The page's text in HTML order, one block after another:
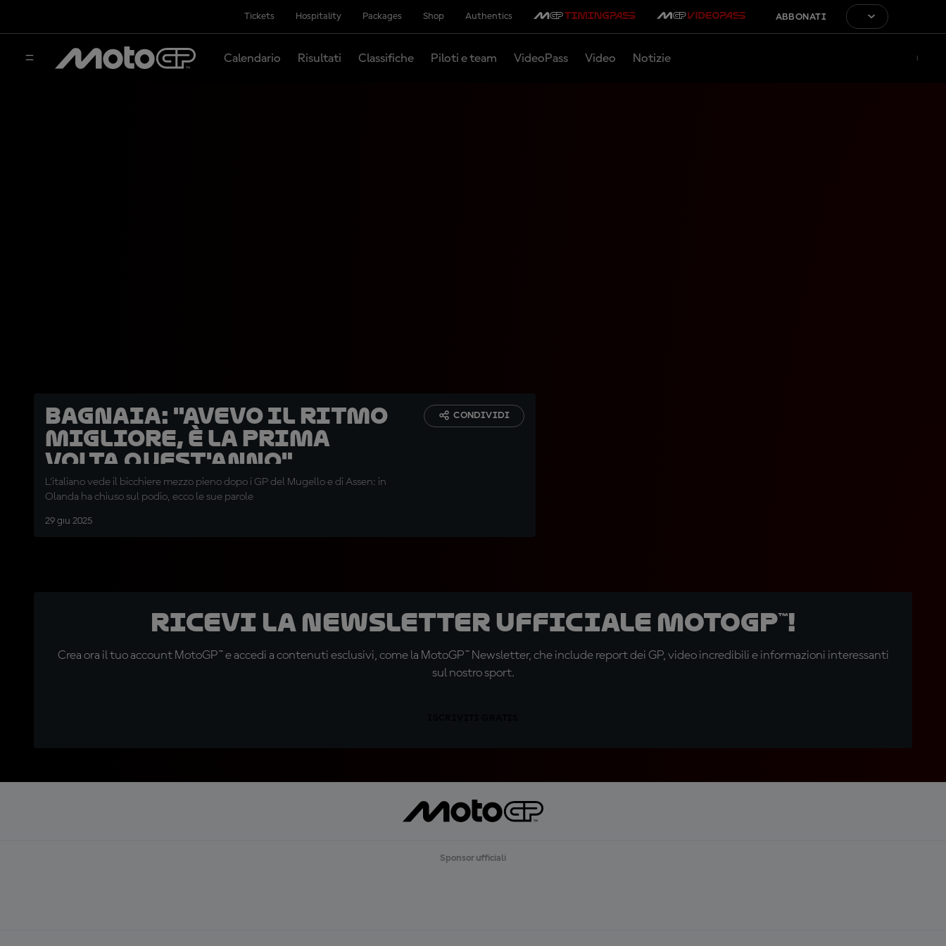
Tickets Hospitality Packages Shop Authentics ABBONATI
Calendario Risultati Classifiche Piloti e team VideoPass Video Notizie
Bagnaia: "Avevo il ritmo
migliore, è la prima
volta quest'anno"
L'italiano vede il bicchiere mezzo pieno dopo i GP del Mugello e di Assen: in
Olanda ha chiuso sul podio, ecco le sue parole
29 giu 2025
CONDIVIDI
Ricevi la newsletter ufficiale MotoGP™!
Crea ora il tuo account MotoGP™ e accedi a contenuti esclusivi, come la MotoGP™ Newsletter, che include report dei GP, video incredibili e informazioni interessanti
sul nostro sport.
Sponsor ufficiali